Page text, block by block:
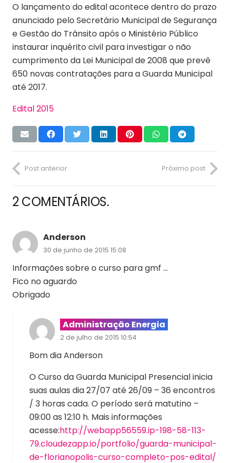
O lançamento do edital acontece dentro do prazo
anunciado pelo Secretário Municipal de Segurança
e Gestão do Trânsito após o Ministério Público
instaurar inquérito civil para investigar o não
cumprimento da Lei Municipal de 2008 que prevê
650 novas contratações para a Guarda Municipal
até 2017.
Edital 2015
Post anterior Próximo post
2 COMENTÁRIOS.
Anderson
30 de junho de 2015 15:08
Informações sobre o curso para gmf …
Fico no aguardo
Obrigado
Administração Energia
2 de julho de 2015 10:54
Bom dia Anderson
O Curso da Guarda Municipal Presencial inicia
suas aulas dia 27/07 até 26/09 – 36 encontros
/ 3 horas cada. O período será matutino –
09:00 as 12:10 h. Mais informações
acesse:http://webapp56559.ip-198-58-113-
79.cloudezapp.io/portfolio/guarda-municipal-
de-florianopolis-curso-completo-pos-edital/